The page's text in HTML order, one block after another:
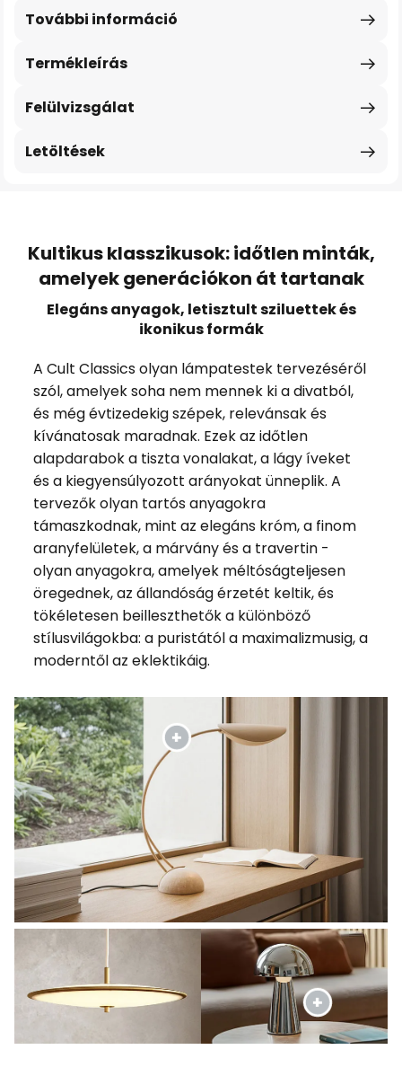
Termékleírás
További információ
Felülvizsgálat
Letöltések
Kultikus klasszikusok: időtlen minták,
amelyek generációkon át tartanak
Elegáns anyagok, letisztult sziluettek és
ikonikus formák
A Cult Classics olyan lámpatestek tervezéséről
szól, amelyek soha nem mennek ki a divatból,
és még évtizedekig szépek, relevánsak és
kívánatosak maradnak. Ezek az időtlen
alapdarabok a tiszta vonalakat, a lágy íveket
és a kiegyensúlyozott arányokat ünneplik. A
tervezők olyan tartós anyagokra
támaszkodnak, mint az elegáns króm, a finom
aranyfelületek, a márvány és a travertin -
olyan anyagokra, amelyek méltóságteljesen
öregednek, az állandóság érzetét keltik, és
tökéletesen beilleszthetők a különböző
stílusvilágokba: a puristától a maximalizmusig, a
moderntől az eklektikáig.